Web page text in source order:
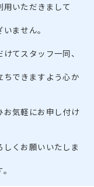
いただきまして
ません。
てスタッフ一同、
できますよう心か
お気軽にお申し付け
くお願いいたしま